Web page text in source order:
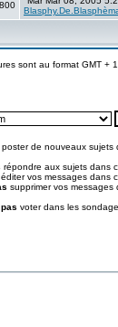
sont au format GMT +
poster de nouveaux sujets
répondre aux sujets dans
éditer vos messages dans
supprimer vos messages
voter dans les